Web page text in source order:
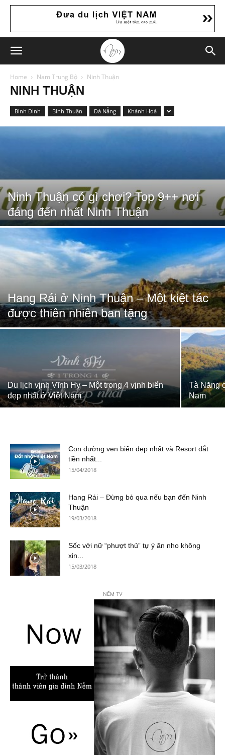
Home Nam Trung Bộ Ninh Thuận
NINH THUẬN
Bình Định Bình Thuận Đà Nẵng Khánh Hoà
Ninh Thuận có gì chơi? Top 9++ nơi
đáng đến nhất Ninh Thuận
Hang Rái ở Ninh Thuận – Một kiệt tác
được thiên nhiên ban tặng
Du lịch vịnh Vĩnh Hy – Một trong 4 vịnh biển
đẹp nhất ở Việt Nam
Tà Năng
Nam
Con đường ven biển đẹp nhất và Resort đắt
tiền nhất...
15/04/2018
Hang Rái – Đừng bỏ qua nếu bạn đến Ninh
Thuận
19/03/2018
Sốc với nữ “phượt thủ” tự ý ăn nho không
xin...
15/03/2018
NẾM TV